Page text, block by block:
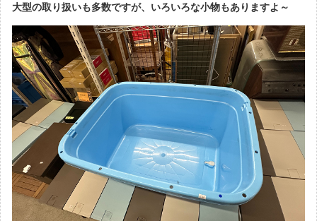
大型の取り扱いも多数ですが、いろいろな小物もありますよ～